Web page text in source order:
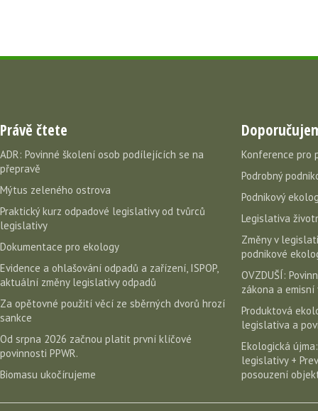
Právě čtete
ADR: Povinné školení osob podílejících se na
přepravě
Mýtus zeleného ostrova
Praktický kurz odpadové legislativy od tvůrců
legislativy
Dokumentace pro ekology
Evidence a ohlašování odpadů a zařízení, ISPOP,
aktuální změny legislativy odpadů
Za opětovné použití věcí ze sběrných dvorů hrozí
sankce
Od srpna 2026 začnou platit první klíčové
povinnosti PPWR.
Biomasu ukočírujeme
Konference pro
Podrobný
Podnikový
Legislativa
Změny v
podnikové
OVZDUŠÍ:
zákona a emisní
Produktová
legislativa a
Ekologická
legislativy +
posouzení